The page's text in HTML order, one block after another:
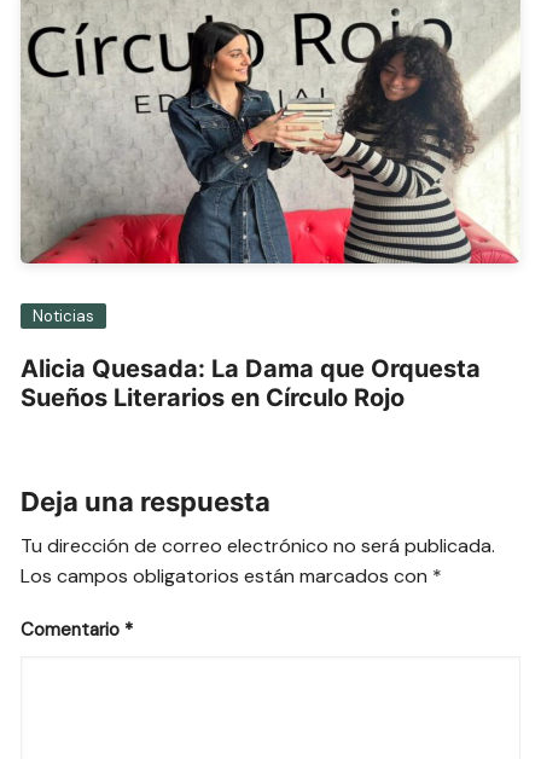
Noticias
Alicia Quesada: La Dama que Orquesta
Sueños Literarios en Círculo Rojo
Deja una respuesta
Tu dirección de correo electrónico no será publicada.
Los campos obligatorios están marcados con *
Comentario *